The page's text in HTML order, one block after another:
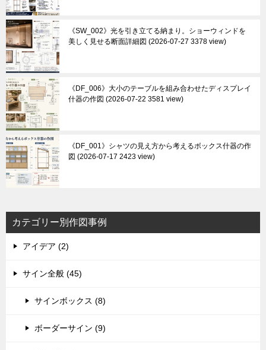
《SW_002》光を引き立てる納まり。ショーウィンドを
美しく見せる断面詳細図
2026-07-27 3378 view
《DF_006》大小のテーブルを組み合わせたディスプレイ
什器の作図
2026-07-22 3581 view
《DF_001》シャツの見え方から考えるボックス什器の作
図
2026-07-17 2423 view
カテゴリー別作図事例
アイデア (2)
サイン全般 (45)
サインボックス (8)
ボーダーサイン (9)